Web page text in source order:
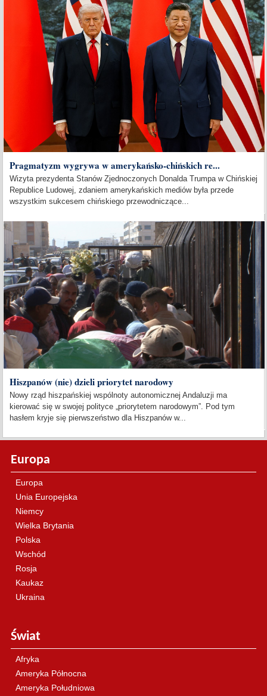
Pragmatyzm wygrywa w amerykańsko-chińskich re...
Wizyta prezydenta Stanów Zjednoczonych Donalda Trumpa w Chińskiej
Republice Ludowej, zdaniem amerykańskich mediów była przede
wszystkim sukcesem chińskiego przewodniczące...
Hiszpanów (nie) dzieli priorytet narodowy
Nowy rząd hiszpańskiej wspólnoty autonomicznej Andaluzji ma
kierować się w swojej polityce „priorytetem narodowym”. Pod tym
hasłem kryje się pierwszeństwo dla Hiszpanów w...
Europa
Europa
Unia Europejska
Niemcy
Wielka Brytania
Polska
Wschód
Rosja
Kaukaz
Ukraina
Świat
Afryka
Ameryka Północna
Ameryka Południowa